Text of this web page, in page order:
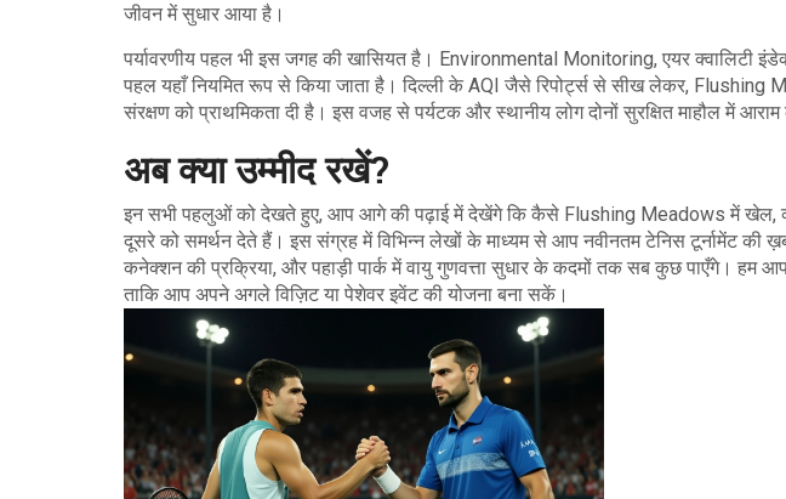
जीवन में सुधार आया है।
पर्यावरणीय पहल भी इस जगह की खासियत है। Environmental Monitoring, एयर क्वालिटी
पहल यहाँ नियमित रूप से किया जाता है। दिल्ली के AQI जैसे रिपोर्ट्स से सीख लेकर,
संरक्षण को प्राथमिकता दी है। इस वजह से पर्यटक और स्थानीय लोग दोनों सुरक्षित माहौल में
अब क्या उम्मीद रखें?
इन सभी पहलुओं को देखते हुए, आप आगे की पढ़ाई में देखेंगे कि कैसे Flushing Meadows में खेल,
दूसरे को समर्थन देते हैं। इस संग्रह में विभिन्न लेखों के माध्यम से आप नवीनतम टेनिस टूर्नामेंट की
कनेक्शन की प्रक्रिया, और पहाड़ी पार्क में वायु गुणवत्ता सुधार के कदमों तक सब कुछ पाएँगे। हम
ताकि आप अपने अगले विज़िट या पेशेवर इवेंट की योजना बना सकें।